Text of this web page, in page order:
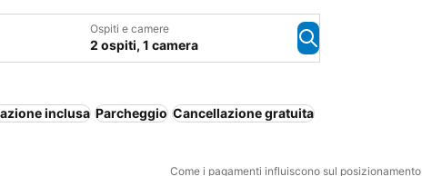
Ospiti e camere
2 ospiti, 1 camera
inclusa Parcheggio Cancellazione gratuita
Come i pagamenti influiscono sul posizionamento